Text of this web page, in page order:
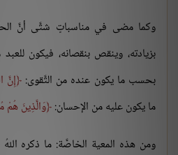
وكما مضى في مناسباتٍ شتَّى أنَّ
بزيادته، وينقص بنقصانه، فيكون
بحسب ما يكون عنده من التَّقوى: إِنَّ
ما يكون عليه من الإحسان: وَالَّذِينَ
ومن هذه المعية الخاصَّة: ما ذكره